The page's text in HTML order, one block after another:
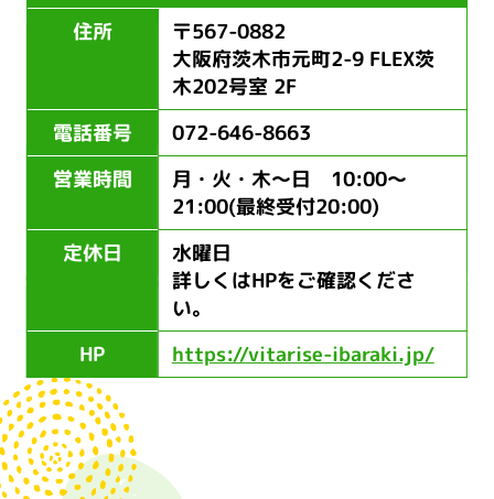
住所 〒567-0882
大阪府茨木市元町2-9 FLEX茨
木202号室 2F
電話番号 072-646-8663
営業時間 月・火・木～日 10:00～
21:00(最終受付20:00)
定休日 水曜日
詳しくはHPをご確認くださ
い。
HP https://vitarise-ibaraki.jp/